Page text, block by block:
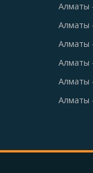
Алматы
Алматы
Алматы
Алматы